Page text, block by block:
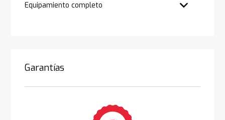
Equipamiento completo
Garantías